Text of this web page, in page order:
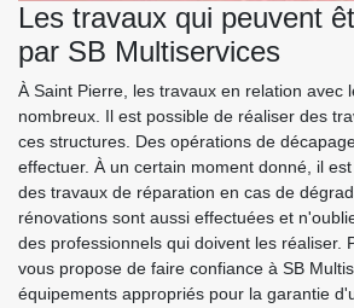
Les travaux qui peuvent
par SB Multiservices
À Saint Pierre, les travaux en relation avec
nombreux. Il est possible de réaliser des
ces structures. Des opérations de
effectuer. À un certain moment donné, il
des travaux de réparation en cas de
rénovations sont aussi effectuées et
des professionnels qui doivent les réaliser.
vous propose de faire confiance à SB
équipements appropriés pour la garantie